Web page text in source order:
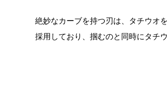
絶妙なカーブを持つ刃は、タチウオ
採用しており、掴むのと同時にタチ